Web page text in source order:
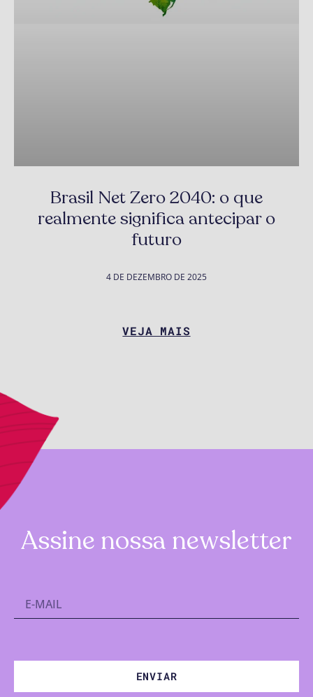
Brasil Net Zero 2040: o que
realmente significa antecipar o
futuro
4 DE DEZEMBRO DE 2025
VEJA MAIS
Assine nossa newsletter
ENVIAR